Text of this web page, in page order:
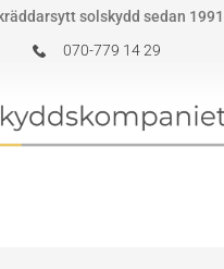
solskydd sedan 1991
070-779 14 29